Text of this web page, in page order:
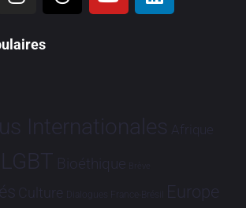
Internationales Afrique
Bioéthique Brève
Culture Dialogues France-Brésil Europe